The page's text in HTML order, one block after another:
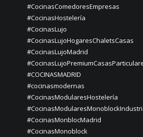
#CocinasComedoresEmpresas
#CocinasHostelería
#CocinasLujo
#CocinasLujoHogaresChaletsCasas
#CocinasLujoMadrid
#COCINASMADRID
#cocinasmodernas
#CocinasModularesHostelería
#CocinasMonblocMadrid
#CocinasMonoblock